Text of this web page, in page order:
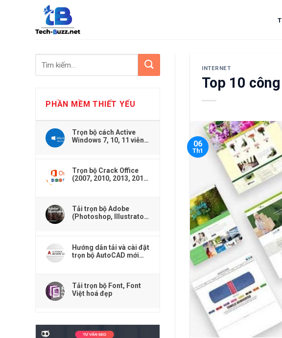
PHẦN MỀM THIẾT YẾU
Trọn bộ cách Active
Windows 7, 10, 11 viễn
Trọn bộ Crack Office
(2007, 2010, 2013, 2016,
Tải trọn bộ Adobe
(Photoshop, Illustrator,
Hướng dẫn tải và cài đặt
trọn bộ AutoCAD mới
Tải trọn bộ Font, Font
Việt hoá đẹp
INTERNET
Top 10
06
Th1